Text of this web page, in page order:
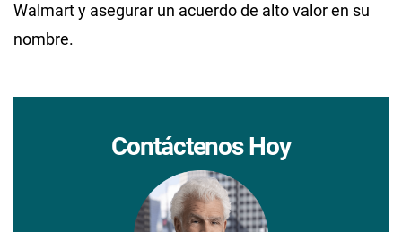
Walmart y asegurar un acuerdo de alto valor en su
nombre.
Contáctenos Hoy